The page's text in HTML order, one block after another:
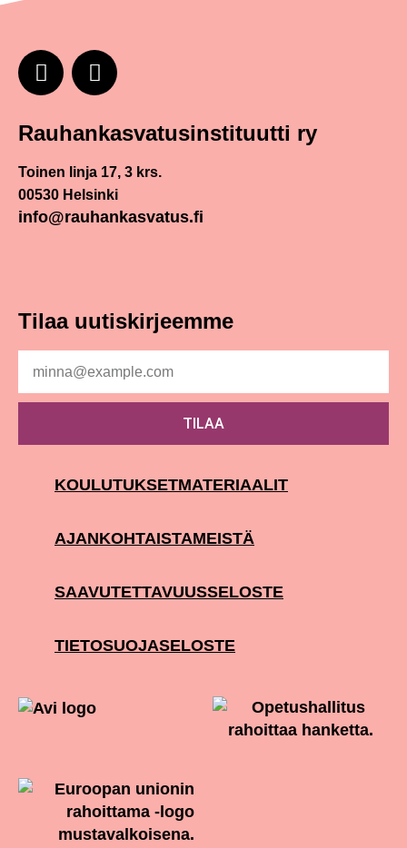
Rauhankasvatus­instituutti ry
Toinen linja 17, 3 krs.
00530 Helsinki
info@rauhankasvatus.fi
Tilaa uutiskirjeemme
TILAA
KOULUTUKSETMATERIAALIT
AJANKOHTAISTAMEISTÄ
SAAVUTETTAVUUSSELOSTE
TIETOSUOJASELOSTE